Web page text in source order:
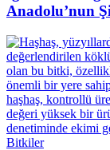
Anadolu’nun
Bitkiler